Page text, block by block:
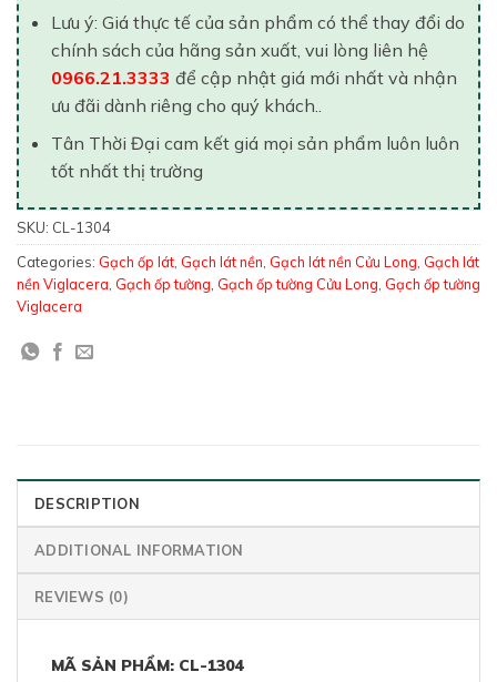
Lưu ý: Giá thực tế của sản phẩm có thể thay đổi do
chính sách của hãng sản xuất, vui lòng liên hệ
0966.21.3333 để cập nhật giá mới nhất và nhận
ưu đãi dành riêng cho quý khách..
Tân Thời Đại cam kết giá mọi sản phẩm luôn luôn
tốt nhất thị trường
SKU: CL-1304
Categories: Gạch ốp lát Gạch lát nền Gạch lát nền Cửu Long Gạch lát
nền Viglacera Gạch ốp tường Gạch ốp tường Cửu Long Gạch ốp tường
Viglacera
DESCRIPTION
ADDITIONAL INFORMATION
REVIEWS (0)
MÃ SẢN PHẨM: CL-1304